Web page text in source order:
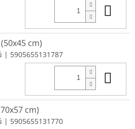
cm)
| 5905655131787
cm)
| 5905655131770